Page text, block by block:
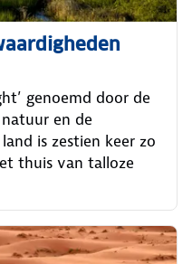
genoemd door de
en de
is zestien keer zo
thuis van talloze